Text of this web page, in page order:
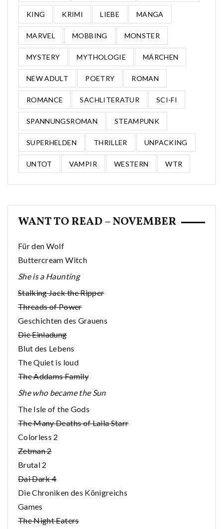
KING KRIMI LIEBE MANGA
MARVEL MOBBING MONSTER
MYSTERY MYTHOLOGIE MÄRCHEN
NEW ADULT POETRY ROMAN
ROMANCE SACHLITERATUR SCI-FI
SPANNUNGSROMAN STEAMPUNK
SUPERHELDEN THRILLER UNPACKING
UNTOT VAMPIR WESTERN WTR
WANT TO READ – NOVEMBER
Für den Wolf
Buttercream Witch
She is a Haunting
Stalking Jack the Ripper
Threads of Power
Geschichten des Grauens
Die Einladung
Blut des Lebens
The Quiet is loud
The Addams Family
She who became the Sun
The Isle of the Gods
The Many Deaths of Laila Starr
Colorless 2
Zetman 2
Brutal 2
Dai Dark 4
Die Chroniken des Königreichs
Games
The Night Eaters